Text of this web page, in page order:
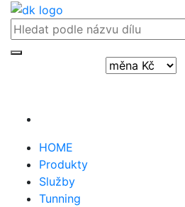
HOME
Produkty
Služby
Tunning